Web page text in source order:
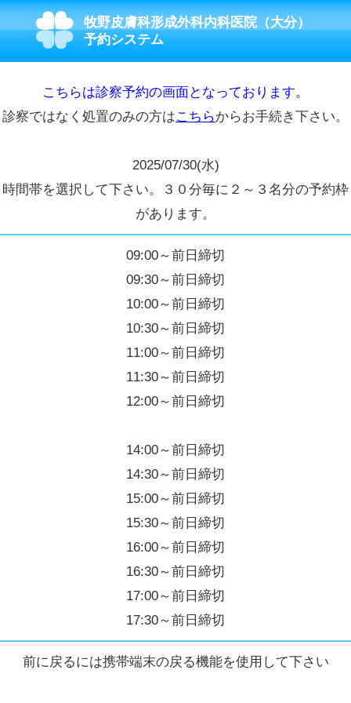
牧野皮膚科形成外科内科医院（大分）
予約システム
こちらは診察予約の画面となっております。
診察ではなく処置のみの方はこちらからお手続き下さい。
2025/07/30(水)
時間帯を選択して下さい。３０分毎に２～３名分の予約枠
があります。
09:00～前日締切
09:30～前日締切
10:00～前日締切
10:30～前日締切
11:00～前日締切
11:30～前日締切
12:00～前日締切
14:00～前日締切
14:30～前日締切
15:00～前日締切
15:30～前日締切
16:00～前日締切
16:30～前日締切
17:00～前日締切
17:30～前日締切
前に戻るには携帯端末の戻る機能を使用して下さい